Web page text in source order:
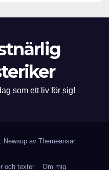
som ett liv för sig!
Newsup av Themeansar.
och texter Om mig